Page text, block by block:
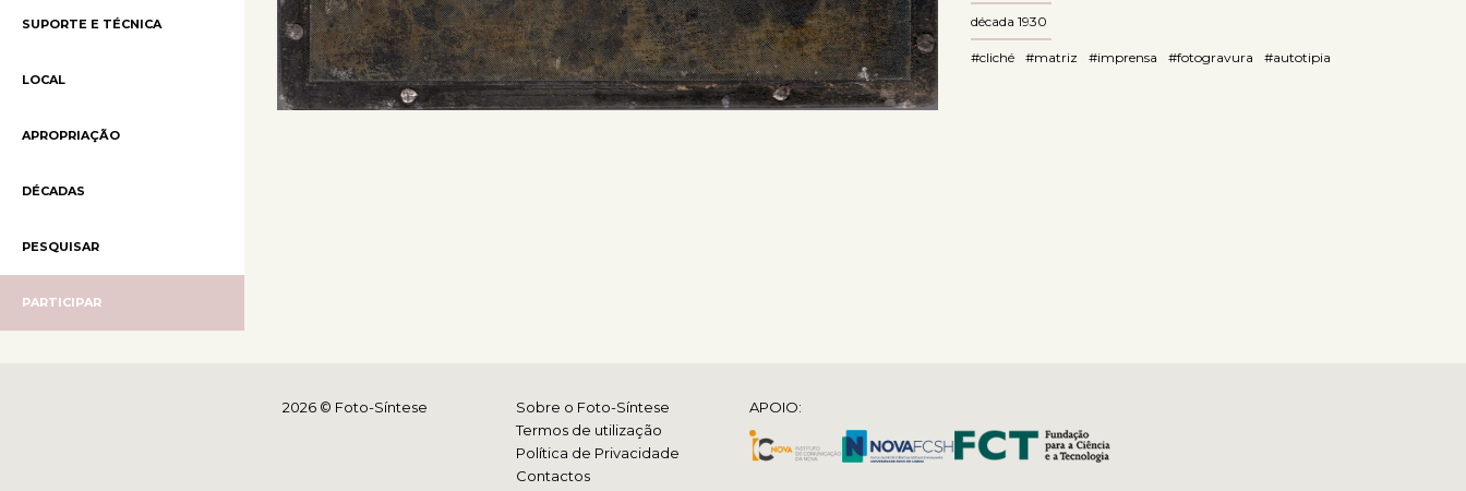
SUPORTE E TÉCNICA
LOCAL
APROPRIAÇÃO
DÉCADAS
PESQUISAR
PARTICIPAR
década 1930
#cliché #matriz #imprensa #fotogravura #autotipia
Sobre o Foto-Síntese
Termos de utilização
Política de Privacidade
Contactos
APOIO:
2026 © Foto-Síntese